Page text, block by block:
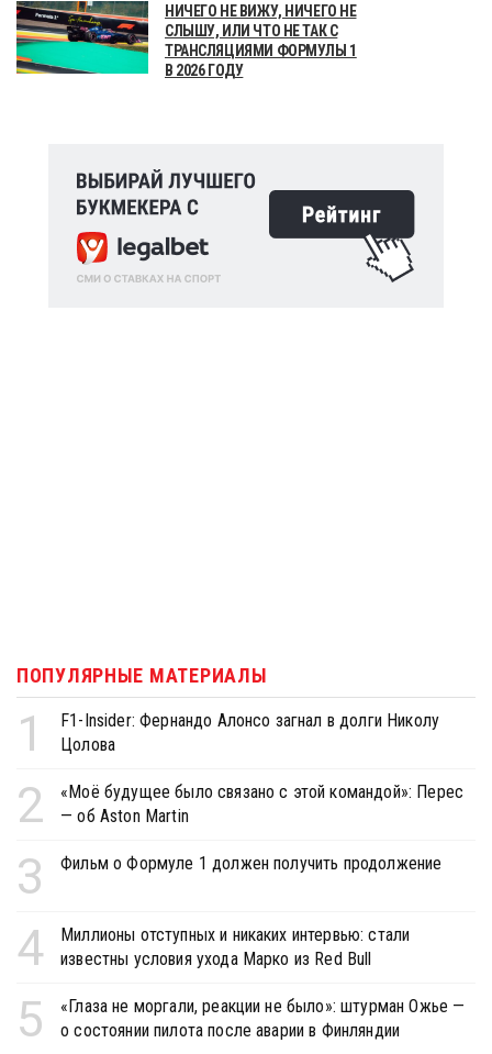
НИЧЕГО НЕ ВИЖУ, НИЧЕГО НЕ
СЛЫШУ, ИЛИ ЧТО НЕ ТАК С
ТРАНСЛЯЦИЯМИ ФОРМУЛЫ 1
В 2026 ГОДУ
ПОПУЛЯРНЫЕ МАТЕРИАЛЫ
1
F1-Insider: Фернандо Алонсо загнал в долги Николу
Цолова
2
«Моё будущее было связано с этой командой»: Перес
— об Aston Martin
3 Фильм о Формуле 1 должен получить продолжение
4
Миллионы отступных и никаких интервью: стали
известны условия ухода Марко из Red Bull
5
«Глаза не моргали, реакции не было»: штурман Ожье —
о состоянии пилота после аварии в Финляндии